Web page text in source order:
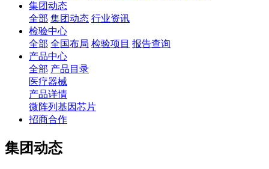
集团动态
全部 集团动态 行业资讯
检验中心
全部 全国布局 检验项目 报告查询
产品中心
全部 产品目录
医疗器械
产品详情
微阵列基因芯片
招商合作
集团动态